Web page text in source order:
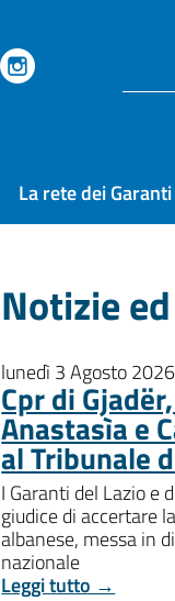
La rete dei Garanti
Notizie
lunedì 3 Agosto 2026
Cpr di
Anastasìa e
al Tribunale
I Garanti del Lazio e
giudice di accertare
albanese, messa in
nazionale
Leggi tutto →